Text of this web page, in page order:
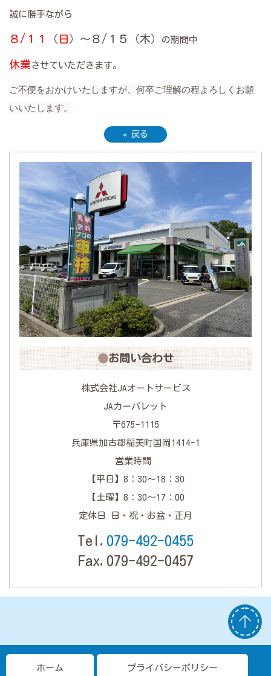
誠に勝手ながら
８/ １１ （ 日）～８/１５（木） の期間中
休業 させていただきます。
ご不便をおかけいたしますが、何卒ご理解の程よろしくお願
いいたします。
« 戻る
お問い合わせ
株式会社JAオートサービス
JAカーパレット
〒675-1115
兵庫県加古郡稲美町国岡1414-1
営業時間
【平日】8：30～18：30
【土曜】8：30～17：00
定休日 日・祝・お盆・正月
Tel. 079-492-0455
Fax.079-492-0457
ホーム プライバシーポリシー